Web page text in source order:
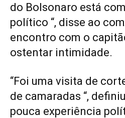
do Bolsonaro está
político “, disse ao
encontro com o
ostentar intimidade.
“Foi uma visita de
de camaradas “,
pouca experiência